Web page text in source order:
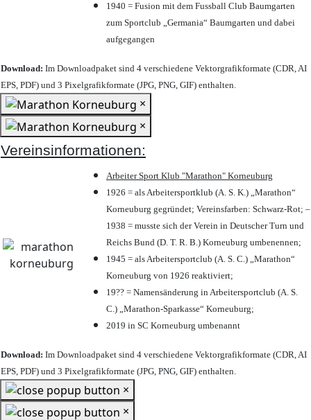
1940 = Fusion mit dem Fussball Club Baumgarten
zum Sportclub „Germania“ Baumgarten und dabei
aufgegangen
Download: Im Downloadpaket sind 4 verschiedene Vektorgrafikformate (CDR, AI
EPS, PDF) und 3 Pixelgrafikformate (JPG, PNG, GIF) enthalten.
×
×
Vereinsinformationen:
Arbeiter Sport Klub "Marathon" Korneuburg
1926 = als Arbeitersportklub (A. S. K.) „Marathon“
Korneuburg gegründet; Vereinsfarben: Schwarz-Rot; –
1938 = musste sich der Verein in Deutscher Turn und
Reichs Bund (D. T. R. B.) Korneuburg umbenennen;
1945 = als Arbeitersportclub (A. S. C.) „Marathon“
Korneuburg von 1926 reaktiviert;
19?? = Namensänderung in Arbeitersportclub (A. S.
C.) „Marathon-Sparkasse“ Korneuburg;
2019 in SC Korneuburg umbenannt
Download: Im Downloadpaket sind 4 verschiedene Vektorgrafikformate (CDR, AI
EPS, PDF) und 3 Pixelgrafikformate (JPG, PNG, GIF) enthalten.
×
×